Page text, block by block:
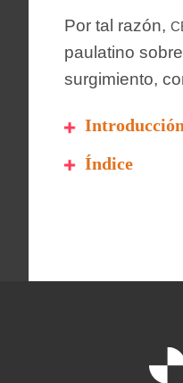
Por tal razón,
paulatino
surgimiento,
Introducción
Índice